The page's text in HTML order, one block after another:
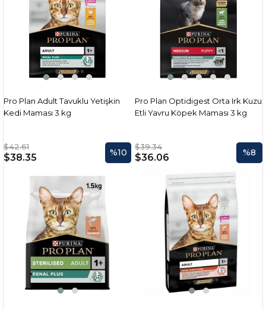
Pro Plan Adult Tavuklu Yetişkin
Kedi Maması 3 kg
$42.61
$38.35 %10
Pro Plan Optidigest Orta Irk Kuzu
Etli Yavru Köpek Maması 3 kg
$39.34
$36.06 %8